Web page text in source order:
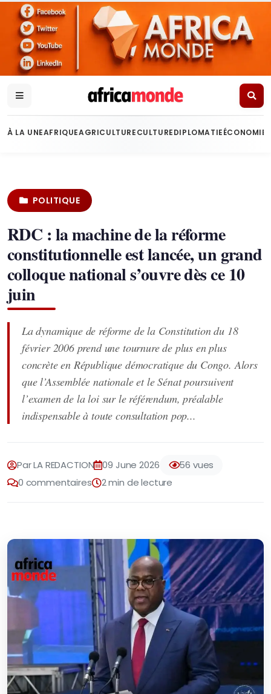
À LA UNEAFRIQUEAGRICULTURECULTUREDIPLOMATIEÉCONOMIE
POLITIQUE
RDC : la machine de la réforme
constitutionnelle est lancée, un grand
colloque national s’ouvre dès ce 10
juin
La dynamique de réforme de la Constitution du 18
février 2006 prend une tournure de plus en plus
concrète en République démocratique du Congo. Alors
que l’Assemblée nationale et le Sénat poursuivent
l’examen de la loi sur le référendum, préalable
indispensable à toute consultation pop...
Par LA REDACTION 09 June 2026
56 vues
0 commentaires
2 min de lecture